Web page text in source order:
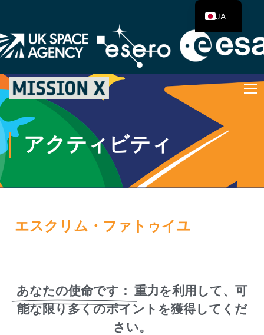
アクティビティ
エスクリム・ファトゥイユ
あなたの使命です： 重力を利用して、可
能な限り多くのポイントを獲得してくだ
さい。
JA